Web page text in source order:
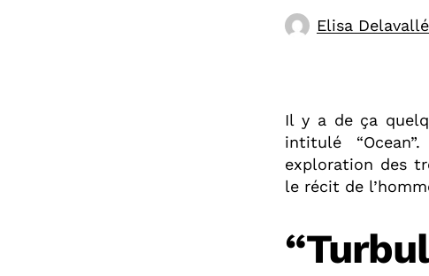
Elisa
Il y a de ça
intitulé
exploration des
le récit de